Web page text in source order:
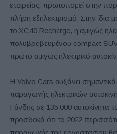
εταιρείας, πρωτοπορεί στην
πλήρη εξηλεκτρισμό. Στην ίδια
το XC40 Recharge, η αμιγώς
πολυβραβευμένου compact SUV
πρώτο αμιγώς ηλεκτρικό
Η Volvo Cars αυξάνει
παραγωγής ηλεκτρικών
Γάνδης σε 135.000 αυτοκίνητα
προσδοκά ότι το 2022
παραγωγής του εργοστασίου θα